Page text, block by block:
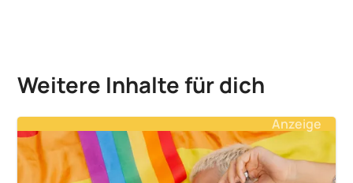
Weitere Inhalte für dich
Anzeige